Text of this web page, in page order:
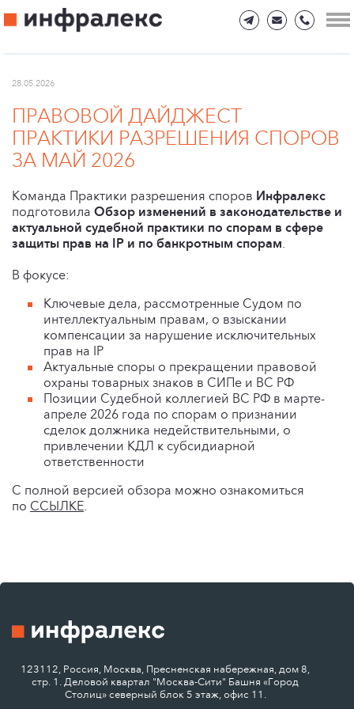
28.05.2026
ПРАВОВОЙ ДАЙДЖЕСТ
ПРАКТИКИ РАЗРЕШЕНИЯ СПОРОВ
ЗА МАЙ 2026
Команда Практики разрешения споров Инфралекс
подготовила Обзор изменений в законодательстве и
актуальной судебной практики по спорам в сфере
защиты прав на IP и по банкротным спорам.
В фокусе:
Ключевые дела, рассмотренные Судом по
интеллектуальным правам, о взыскании
компенсации за нарушение исключительных
прав на IP
Актуальные споры о прекращении правовой
охраны товарных знаков в СИПе и ВС РФ
Позиции Судебной коллегией ВС РФ в марте-
апреле 2026 года по спорам о признании
сделок должника недействительными, о
привлечении КДЛ к субсидиарной
ответственности
С полной версией обзора можно ознакомиться
по ССЫЛКЕ.
123112, Россия, Москва, Пресненская набережная, дом 8,
стр. 1. Деловой квартал "Москва-Сити" Башня «Город
Столиц» северный блок 5 этаж, офис 11.